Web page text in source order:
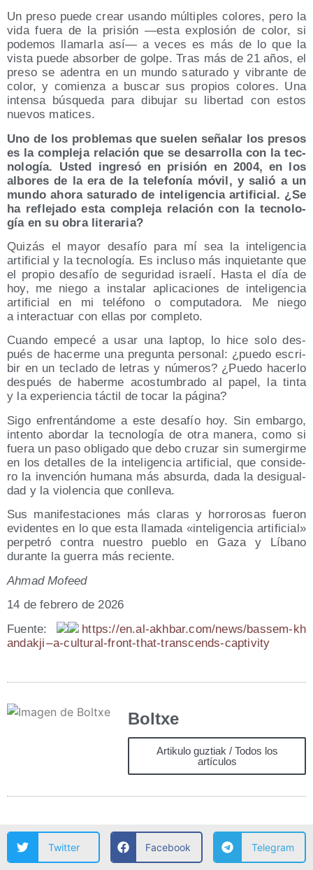
Un pre­so pue­de crear usan­do múl­ti­ples colo­res, pero la
vida fue­ra de la pri­sión —esta explo­sión de color, si
pode­mos lla­mar­la así— a veces es más de lo que la
vis­ta pue­de absor­ber de gol­pe. Tras más de 21 años, el
pre­so se aden­tra en un mun­do satu­ra­do y vibran­te de
color, y comien­za a bus­car sus pro­pios colo­res. Una
inten­sa bús­que­da para dibu­jar su liber­tad con estos
nue­vos matices.
Uno de los pro­ble­mas que sue­len seña­lar los pre­sos
es la com­ple­ja rela­ción que se desa­rro­lla con la tec­
no­lo­gía. Usted ingre­só en pri­sión en 2004, en los
albo­res de la era de la tele­fo­nía móvil, y salió a un
mun­do aho­ra satu­ra­do de inte­li­gen­cia arti­fi­cial. ¿Se
ha refle­ja­do esta com­ple­ja rela­ción con la tec­no­lo­
gía en su obra literaria?
Qui­zás el mayor desa­fío para mí sea la inte­li­gen­cia
arti­fi­cial y la tec­no­lo­gía. Es inclu­so más inquie­tan­te que
el pro­pio desa­fío de segu­ri­dad israe­lí. Has­ta el día de
hoy, me nie­go a ins­ta­lar apli­ca­cio­nes de inte­li­gen­cia
arti­fi­cial en mi telé­fono o compu­tado­ra. Me nie­go
a inter­ac­tuar con ellas por completo.
Cuan­do empe­cé a usar una lap­top, lo hice solo des­
pués de hacer­me una pre­gun­ta per­so­nal: ¿pue­do escri­
bir en un tecla­do de letras y núme­ros? ¿Pue­do hacer­lo
des­pués de haber­me acos­tum­bra­do al papel, la tin­ta
y la expe­rien­cia tác­til de tocar la página?
Sigo enfren­tán­do­me a este desa­fío hoy. Sin embar­go,
inten­to abor­dar la tec­no­lo­gía de otra mane­ra, como si
fue­ra un paso obli­ga­do que debo cru­zar sin sumer­gir­me
en los deta­lles de la inte­li­gen­cia arti­fi­cial, que con­si­de­
ro la inven­ción huma­na más absur­da, dada la des­igual­
dad y la vio­len­cia que conlleva.
Sus mani­fes­ta­cio­nes más cla­ras y horro­ro­sas fue­ron
evi­den­tes en lo que esta lla­ma­da «inte­li­gen­cia arti­fi­cial»
per­pe­tró con­tra nues­tro pue­blo en Gaza y Líbano
duran­te la gue­rra más reciente.
Ahmad Mofeed
14 de febre­ro de 2026
Fuen­te:
https://​en​.al​-akh​bar​.com/​n​e​w​s​/​b​a​s​s​e​m​-​k​h​
a​n​d​a​kji – a‑cul­tu­ral-front-that-trans­cends-cap­ti­vity
Boltxe
Artikulo guztiak / Todos los
artículos
Twitter Facebook Telegram